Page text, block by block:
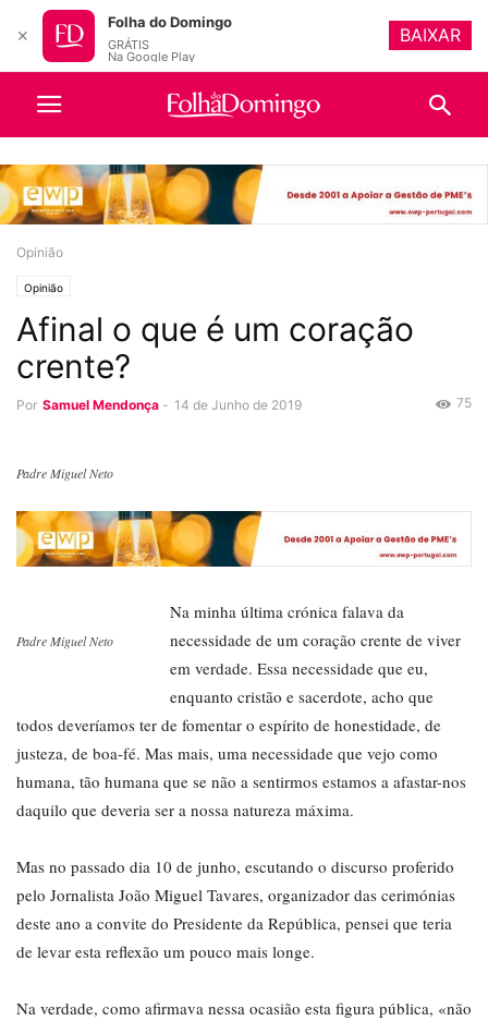
Opinião
Opinião
Afinal o que é um coração
crente?
Por Samuel Mendonça - 14 de Junho de 2019 75
Padre Miguel Neto
Padre Miguel Neto
Na minha última crónica falava da
necessidade de um coração crente de viver
em verdade. Essa necessidade que eu,
enquanto cristão e sacerdote, acho que
todos deveríamos ter de fomentar o espírito de honestidade, de
justeza, de boa-fé. Mas mais, uma necessidade que vejo como
humana, tão humana que se não a sentirmos estamos a afastar-nos
daquilo que deveria ser a nossa natureza máxima.
Mas no passado dia 10 de junho, escutando o discurso proferido
pelo Jornalista João Miguel Tavares, organizador das cerimónias
deste ano a convite do Presidente da República, pensei que teria
de levar esta reflexão um pouco mais longe.
Na verdade, como afirmava nessa ocasião esta figura pública, «não
✕
Folha do Domingo
GRÁTIS
Na Google Play
BAIXAR